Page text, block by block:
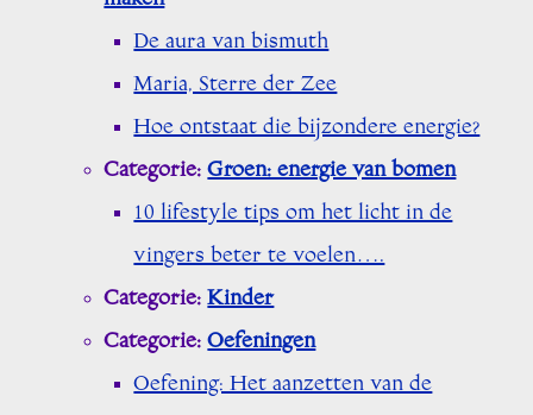
De aura van bismuth
Maria, Sterre der Zee
Hoe ontstaat die bijzondere energie?
Categorie:Groen: energie van bomen
10 lifestyle tips om het licht in de
vingers beter te voelen….
Categorie:Kinder
Categorie:Oefeningen
Oefening: Het aanzetten van de